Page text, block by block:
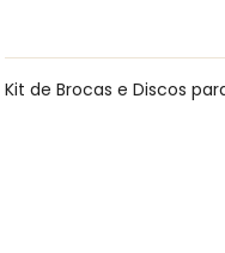
Kit de Brocas e Discos